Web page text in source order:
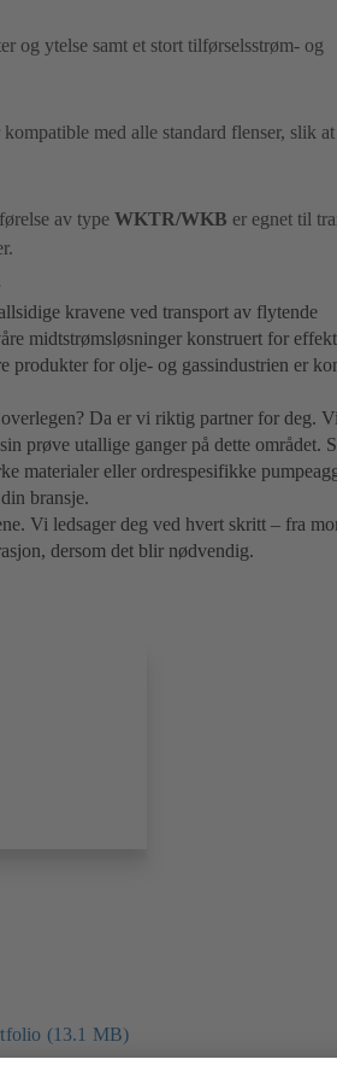
og ytelse samt et stort tilførselsstrøm- og
kompatible med alle standard flenser, slik
av type WKTR/WKB er egnet til
kravene ved transport av flytende
midtstrømsløsninger konstruert for
produkter for olje- og gassindustrien er
Da er vi riktig partner for deg.
prøve utallige ganger på dette området.
materialer eller ordrespesifikke
bransje.
Vi ledsager deg ved hvert skritt – fra
dersom det blir nødvendig.
(13.1 MB)